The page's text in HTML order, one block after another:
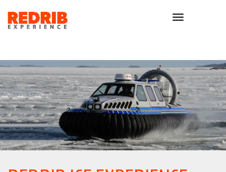
Toggle